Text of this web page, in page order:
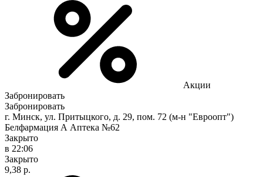
Акции
Забронировать
Забронировать
г. Минск, ул. Притыцкого, д. 29, пом. 72 (м-н "Евроопт")
Белфармация А Аптека №62
Закрыто
в 22:06
Закрыто
9,38 р.